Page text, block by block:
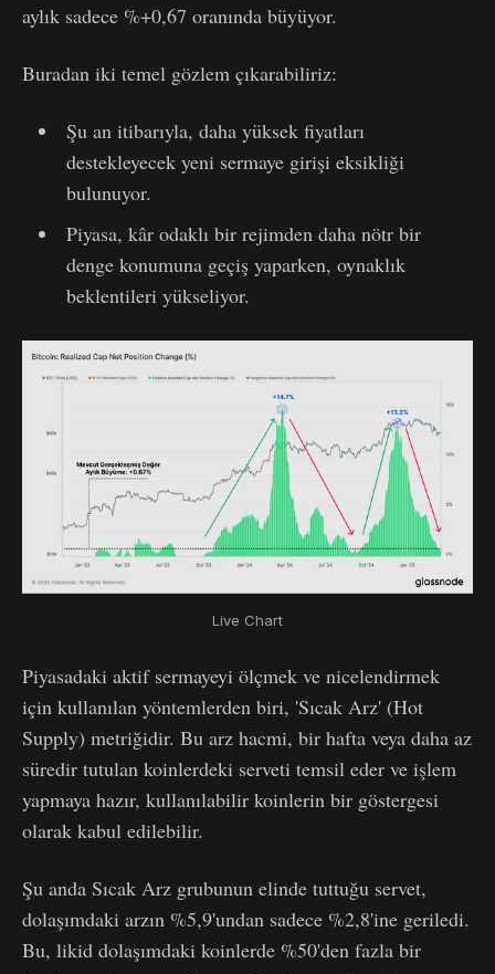
aylık sadece %+0,67 oranında büyüyor.
Buradan iki temel gözlem çıkarabiliriz:
Şu an itibarıyla, daha yüksek fiyatları
destekleyecek yeni sermaye girişi eksikliği
bulunuyor.
Piyasa, kâr odaklı bir rejimden daha nötr bir
denge konumuna geçiş yaparken, oynaklık
beklentileri yükseliyor.
Live Chart
Piyasadaki aktif sermayeyi ölçmek ve nicelendirmek
için kullanılan yöntemlerden biri, 'Sıcak Arz' (Hot
Supply) metriğidir. Bu arz hacmi, bir hafta veya daha az
süredir tutulan koinlerdeki serveti temsil eder ve işlem
yapmaya hazır, kullanılabilir koinlerin bir göstergesi
olarak kabul edilebilir.
Şu anda Sıcak Arz grubunun elinde tuttuğu servet,
dolaşımdaki arzın %5,9'undan sadece %2,8'ine geriledi.
Bu, likid dolaşımdaki koinlerde %50'den fazla bir